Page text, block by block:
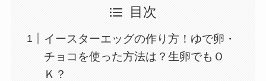
目次
イースターエッグの作り方！ゆで卵・
チョコを使った方法は？生卵でもＯ
Ｋ？